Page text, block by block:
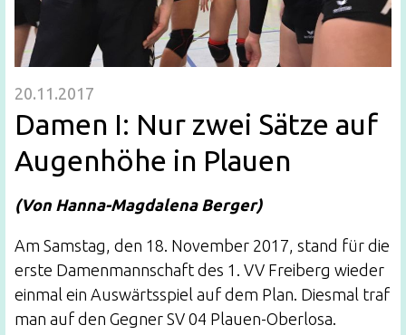
20.11.2017
Damen I: Nur zwei Sätze auf
Augenhöhe in Plauen
(Von Hanna-Magdalena Berger)
Am Samstag, den 18. November 2017, stand für die
erste Damenmannschaft des 1. VV Freiberg wieder
einmal ein Auswärtsspiel auf dem Plan. Diesmal traf
man auf den Gegner SV 04 Plauen-Oberlosa.